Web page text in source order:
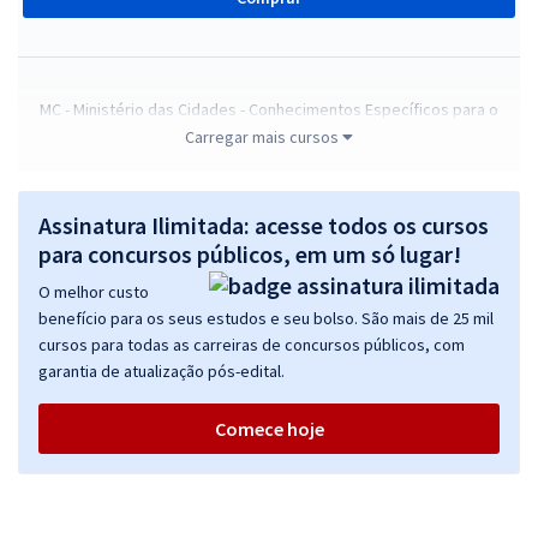
MC - Ministério das Cidades - Conhecimentos Específicos para o
Cargo de Agente Administrativo
17,99
Economize R$ 53,98 (-20%)
Comprar
MC - Ministério das Cidades - Analista Técnico Administrativo
(Cód.301)
à vista
ou 12x deR$30,66
Carregar mais cursos
Assinatura Ilimitada: acesse todos os cursos
para concursos públicos, em um só lugar!
O melhor custo
benefício para os seus estudos e seu bolso. São mais de 25 mil
cursos para todas as carreiras de concursos públicos, com
garantia de atualização pós-edital.
Comece hoje